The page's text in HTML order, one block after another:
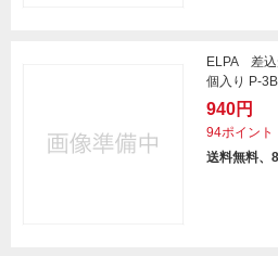
ELPA 差
個入り P-
940円
94ポイント
送料無料、